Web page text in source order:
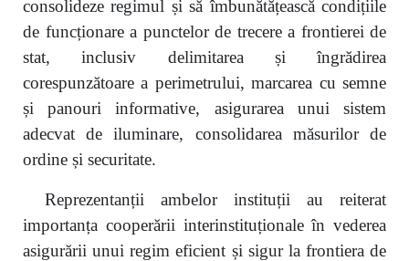
consolideze regimul și să îmbunătățească condițiile
de funcționare a punctelor de trecere a frontierei de
stat, inclusiv delimitarea și îngrădirea
corespunzătoare a perimetrului, marcarea cu semne
și panouri informative, asigurarea unui sistem
adecvat de iluminare, consolidarea măsurilor de
ordine și securitate.
Reprezentanții ambelor instituții au reiterat
importanța cooperării interinstituționale în vederea
asigurării unui regim eficient și sigur la frontiera de